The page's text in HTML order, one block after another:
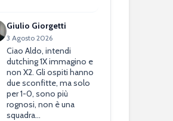
Giulio Giorgetti
3 Agosto 2026
Ciao Aldo, intendi
dutching 1X immagino e
non X2. Gli ospiti hanno
due sconfitte, ma solo
per 1-0, sono più
rognosi, non è una
squadra…